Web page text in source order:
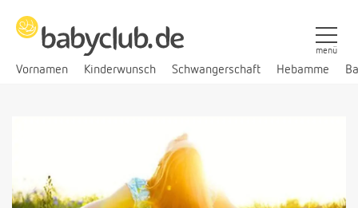
Vornamen Kinderwunsch Schwangerschaft Hebamme
menü